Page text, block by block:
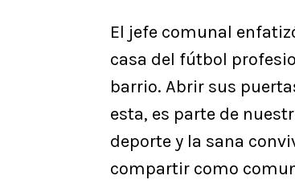
​El jefe comunal
casa del fútbol
barrio. Abrir sus
esta, es parte de
deporte y la sana
compartir como